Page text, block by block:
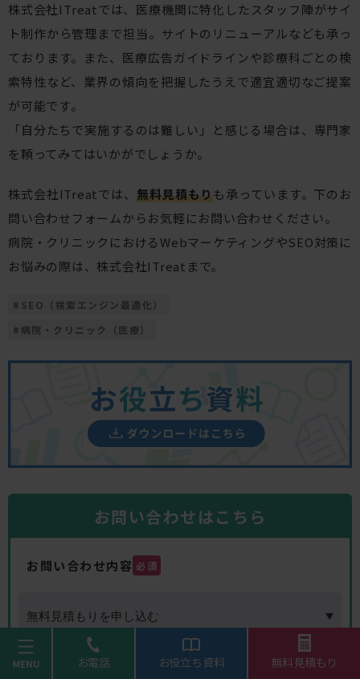
株式会社ITreatでは、医療機関に特化したスタッフ陣がサイ
ト制作から管理まで担当。サイトのリニューアルなども承っ
ております。また、医療広告ガイドラインや診療科ごとの検
索特性など、業界の傾向を把握したうえで適宜適切なご提案
が可能です。
「自分たちで実施するのは難しい」と感じる場合は、専門家
を頼ってみてはいかがでしょうか。
株式会社ITreatでは、 無料見積もりも承っています。下のお
問い合わせフォームからお気軽にお問い合わせください。
病院・クリニックにおけるWebマーケティングやSEO対策に
お悩みの際は、株式会社ITreatまで。
# SEO（検索エンジン最適化）
# 病院・クリニック（医療）
お問い合わせはこちら
お問い合わせ内容 必須
menu お電話 お役立ち資料 無料見積もり